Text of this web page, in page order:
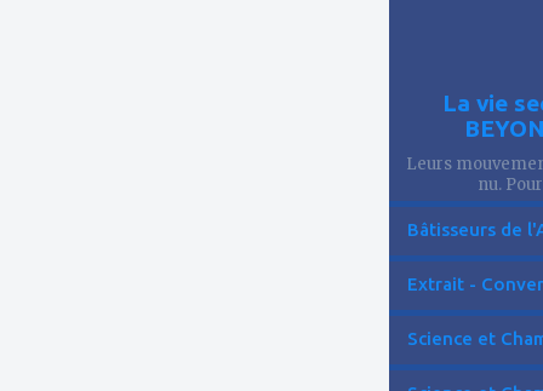
La vie
Leurs
nu.
Bâtisseurs de
Extrait -
Science et